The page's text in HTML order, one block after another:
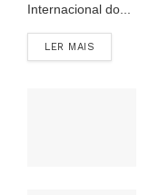
Internacional do...
LER MAIS